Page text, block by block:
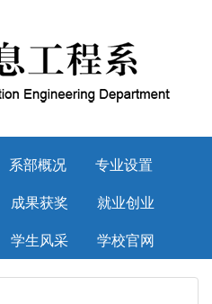
系部概况
专业设置
成果获奖
就业创业
学生风采 学校官网